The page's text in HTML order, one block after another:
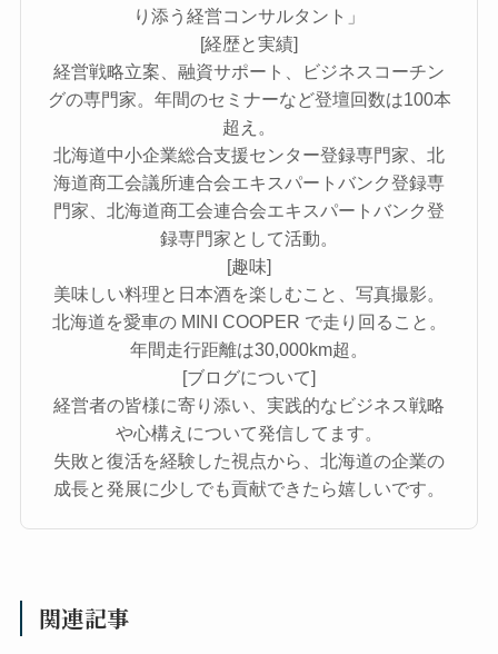
り添う経営コンサルタント」
[経歴と実績]
経営戦略立案、融資サポート、ビジネスコーチン
グの専門家。年間のセミナーなど登壇回数は100本
超え。
北海道中小企業総合支援センター登録専門家、北
海道商工会議所連合会エキスパートバンク登録専
門家、北海道商工会連合会エキスパートバンク登
録専門家として活動。
[趣味]
美味しい料理と日本酒を楽しむこと、写真撮影。
北海道を愛車の MINI COOPER で走り回ること。
年間走行距離は30,000km超。
[ブログについて]
経営者の皆様に寄り添い、実践的なビジネス戦略
や心構えについて発信してます。
失敗と復活を経験した視点から、北海道の企業の
成長と発展に少しでも貢献できたら嬉しいです。
関連記事